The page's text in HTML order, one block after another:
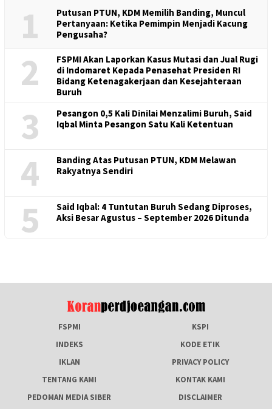
1
Putusan PTUN, KDM Memilih Banding, Muncul
Pertanyaan: Ketika Pemimpin Menjadi Kacung
Pengusaha?
2
FSPMI Akan Laporkan Kasus Mutasi dan Jual Rugi
di Indomaret Kepada Penasehat Presiden RI
Bidang Ketenagakerjaan dan Kesejahteraan
Buruh
3
Pesangon 0,5 Kali Dinilai Menzalimi Buruh, Said
Iqbal Minta Pesangon Satu Kali Ketentuan
4
Banding Atas Putusan PTUN, KDM Melawan
Rakyatnya Sendiri
5
Said Iqbal: 4 Tuntutan Buruh Sedang Diproses,
Aksi Besar Agustus – September 2026 Ditunda
FSPMI
KSPI
INDEKS
KODE ETIK
IKLAN
PRIVACY POLICY
TENTANG KAMI
KONTAK KAMI
PEDOMAN MEDIA SIBER
DISCLAIMER